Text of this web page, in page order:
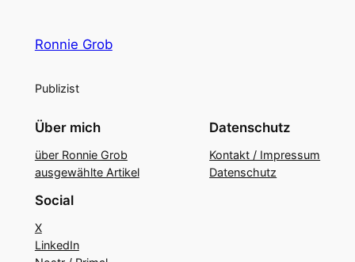
Ronnie Grob
Publizist
Über mich
über Ronnie Grob
ausgewählte Artikel
Datenschutz
Kontakt / Impressum
Datenschutz
Social
X
LinkedIn